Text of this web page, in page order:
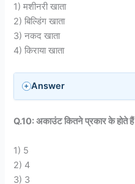
1) मशीनरी खाता
2) बिल्डिंग खाता
3) नकद खाता
4) किराया खाता
Answer
Q.10: अकाउंट कितने प्रकार के होते हैं
1) 5
2) 4
3) 3